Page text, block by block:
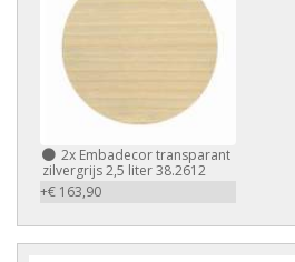
2x Embadecor transparant
zilvergrijs 2,5 liter 38.2612
+€ 163,90